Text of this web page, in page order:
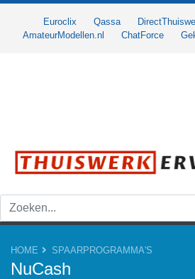
Euroclix Qassa
AmateurModellen.nl
ChatForce
HOME SPAARPROGRAMMA'S
NuCash